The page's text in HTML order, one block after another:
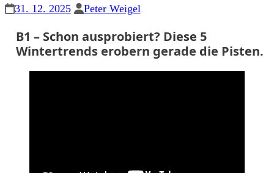
31. 12. 2025 Peter Weigel
B1 – Schon ausprobiert? Diese 5
Wintertrends erobern gerade die Pisten.